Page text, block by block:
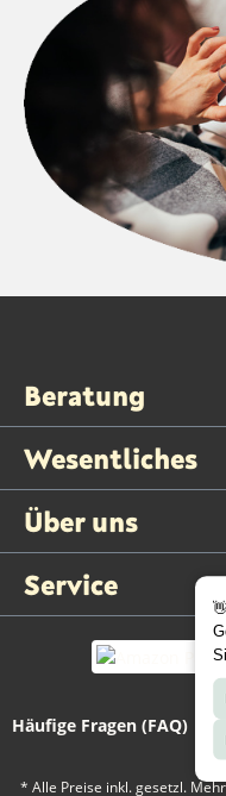
Beratung
Wesentliches
Über uns
Service
Häufige Fragen (FAQ)
* Alle Preise inkl. gesetzl.